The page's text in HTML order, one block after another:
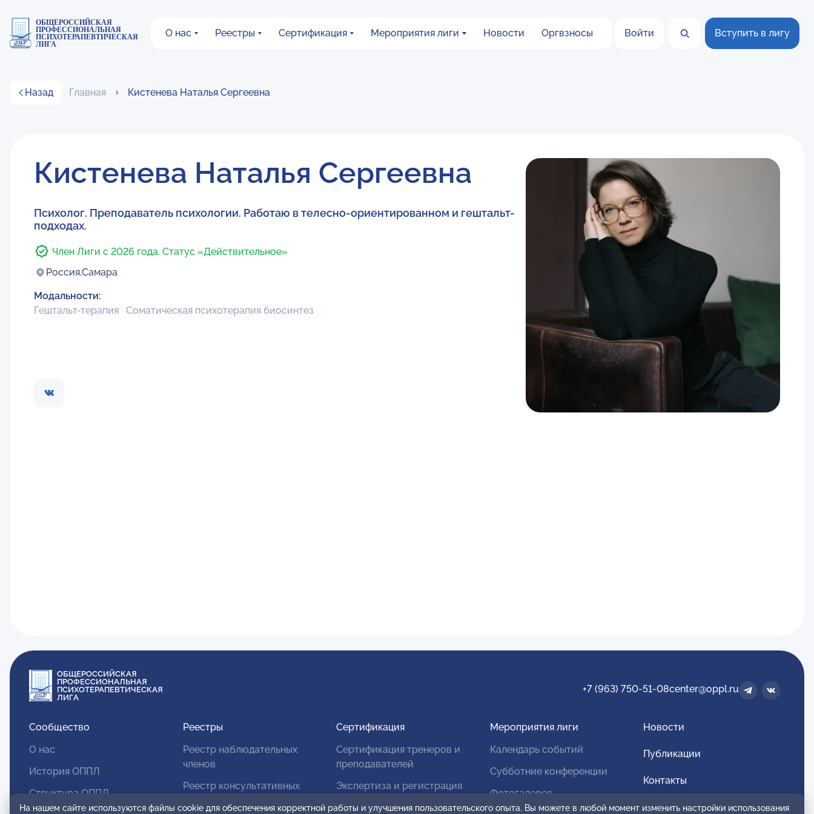
ОБЩЕРОССИЙСКАЯ
ПРОФЕССИОНАЛЬНАЯ
ПСИХОТЕРАПЕВТИЧЕСКАЯ
ЛИГА
О нас Реестры Сертификация Мероприятия лиги Новости Оргвзносы Войти Вступить в лигу
Назад Главная Кистенева Наталья Сергеевна
Кистенева Наталья Сергеевна
Психолог. Преподаватель психологии. Работаю в телесно-ориентированном и гештальт-
подходах.
Член Лиги с 2026 года. Статус «Действительное»
Россия,Самара
Модальности:
Гештальт-терапия
Соматическая психотерапия биосинтез
ОБЩЕРОССИЙСКАЯ
ПРОФЕССИОНАЛЬНАЯ
ПСИХОТЕРАПЕВТИЧЕСКАЯ
ЛИГА
+7 (963) 750-51-08center@oppl.ru
Сообщество
О нас
История ОППЛ
Структура ОППЛ
Реестры
Реестр наблюдательных
членов
Реестр консультативных
Сертификация
Сертификация тренеров и
преподавателей
Экспертиза и регистрация
Мероприятия лиги
Календарь событий
Субботние конференции
Фотогалерея
Новости
Публикации
Контакты
Для спонсоров и партнеров
На нашем сайте используются файлы cookie для обеспечения корректной работы и улучшения пользовательского опыта. Вы можете в любой момент изменить настройки использования